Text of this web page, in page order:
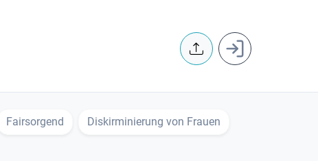
User
Fairsorgend Diskirminierung von Frauen